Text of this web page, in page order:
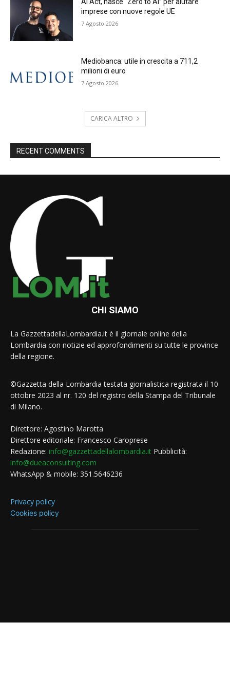
AI Act, nasce “Zero to AI” per aiutare
imprese con nuove regole UE
7 Agosto 2026
Mediobanca: utile in crescita a 711,2
milioni di euro
7 Agosto 2026
CARICA ALTRO
RECENT COMMENTS
CHI SIAMO
La GazzettadellaLombardia.it è il giornale online della
Lombardia con notizie ed approfondimenti su tutte le province
della regione.
©Gazzetta della Lombardia testata giornalistica registrata il 10
ottobre 2023 al nr. 120 del registro della Stampa del Tribunale
di Milano.
Direttore: Agostino Marotta
Direttore editoriale: Francesco Caroprese
Redazione: info@gazzettadellalombardia.it Pubblicità:
info@dueaconsulting.com
WhatsApp & mobile: 351.5646236
Privacy policy
Cookies policy